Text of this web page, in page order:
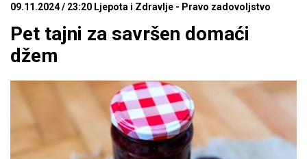
09.11.2024 / 23:20 Ljepota i Zdravlje - Pravo zadovoljstvo
Pet tajni za savršen domaći
džem